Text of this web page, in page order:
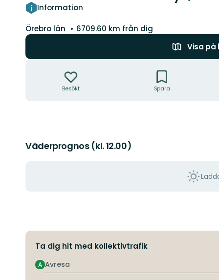
Information
Län:
Örebro län
6709.60 km från dig
Visa på
Besökt Spara
Väderprognos (kl. 12.00)
Ta dig hit med kollektivtrafik
Avresa
A